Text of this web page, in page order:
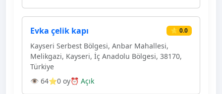
Evka çelik kapı ⭐ 0.0
Kayseri Serbest Bölgesi, Anbar Mahallesi,
Melikgazi, Kayseri, İç Anadolu Bölgesi, 38170,
Türkiye
👁 64⭐0 oy⏰ Açık